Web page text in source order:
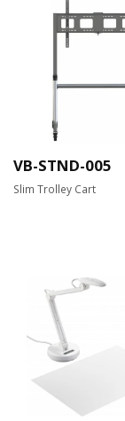
VB-STND-005
Slim Trolley Cart